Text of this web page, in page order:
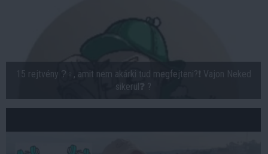
15 rejtvény ?‍♀, amit nem akárki tud megfejteni?❗ Vajon Neked
sikerül❓ ?